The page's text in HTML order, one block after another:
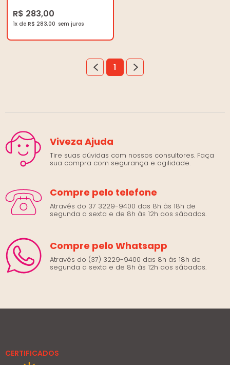
R$ 283,00
1x de R$ 283,00
1
Viveza Ajuda
Tire suas dúvidas com nossos consultores. Faça
sua compra com segurança e agilidade.
Compre pelo telefone
Através do 37 3229-9400 das 8h às 18h de
segunda a sexta e de 8h às 12h aos sábados.
Compre pelo Whatsapp
Através do (37) 3229-9400 das 8h às 18h de
segunda a sexta e de 8h às 12h aos sábados.
CERTIFICADOS